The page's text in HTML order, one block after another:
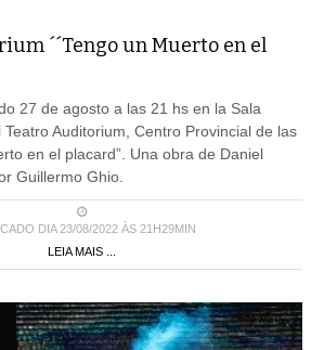
´´Tengo un Muerto en el
27 de agosto a las 21 hs en la Sala
Auditorium, Centro Provincial de las
en el placard”. Una obra de Daniel
Guillermo Ghio.
DIA 23/08/2022 ÀS 21H29MIN
LEIA MAIS ...